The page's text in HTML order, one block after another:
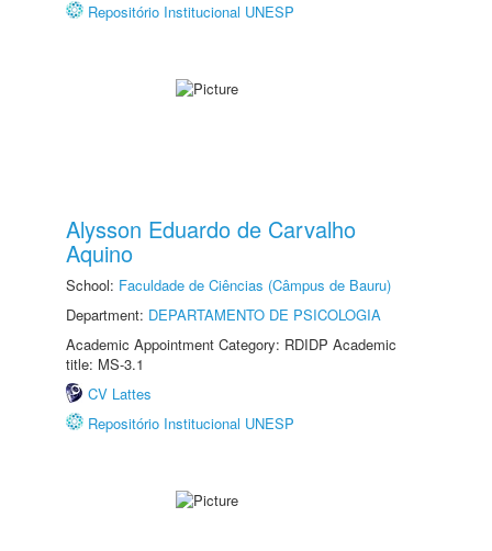
Repositório Institucional UNESP
Alysson Eduardo de Carvalho
Aquino
School: Faculdade de Ciências (Câmpus de Bauru)
Department: DEPARTAMENTO DE PSICOLOGIA
Academic Appointment Category: RDIDP Academic
title: MS-3.1
CV Lattes
Repositório Institucional UNESP